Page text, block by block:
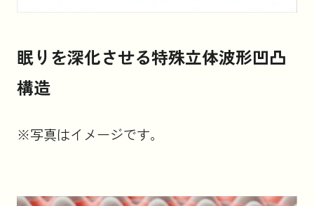
眠りを深化させる特殊立体波形凹凸
構造
※写真はイメージです。